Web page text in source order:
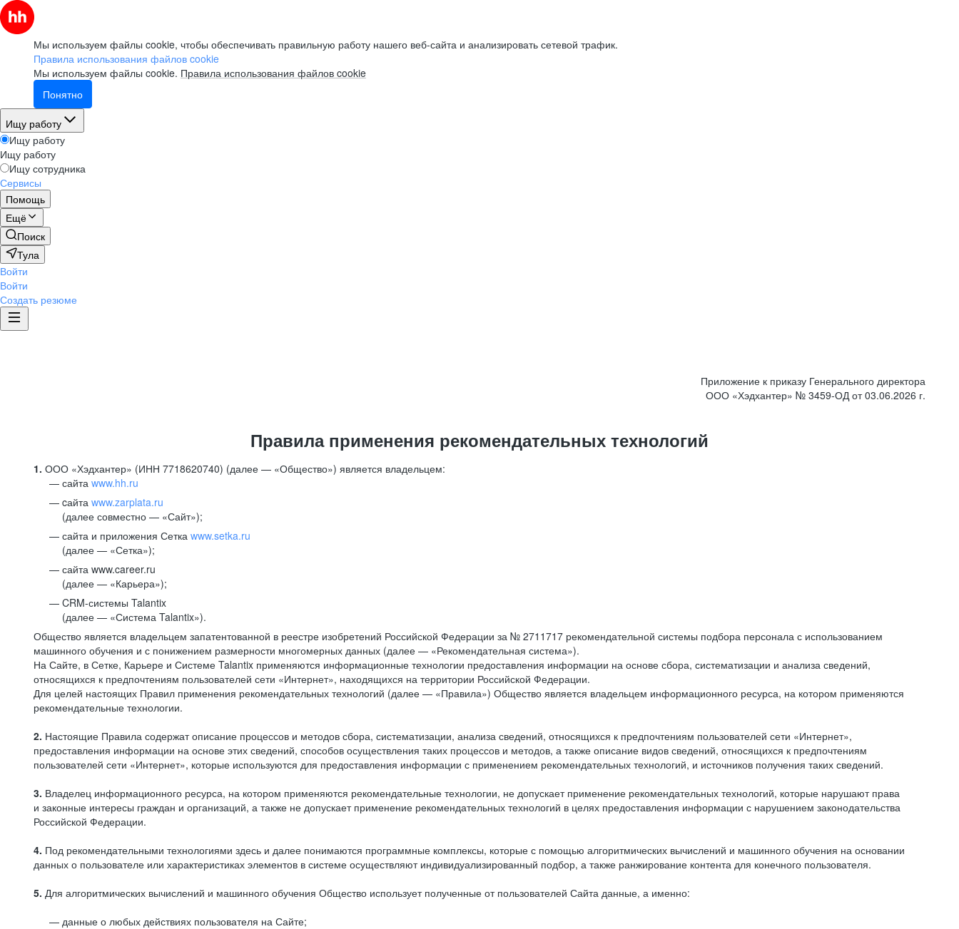
Мы используем файлы cookie, чтобы обеспечивать правильную работу нашего веб-сайта и анализировать сетевой трафик.
Правила использования файлов cookie
Мы используем файлы cookie. Правила использования файлов cookie
Понятно
Ищу работу
Ищу работу
Ищу работу
Ищу сотрудника
Сервисы
Помощь
Ещё
Поиск
Тула
Войти
Войти
Создать резюме
Приложение к приказу Генерального директора
ООО «Хэдхантер» № 3459-ОД от 03.06.2026 г.
Правила применения рекомендательных технологий
1. ООО «Хэдхантер» (ИНН 7718620740) (далее — «Общество») является владельцем:
сайта www.hh.ru
cайта www.zarplata.ru
(далее совместно — «Сайт»);
сайта и приложения Сетка www.setka.ru
(далее — «Сетка»);
сайта www.career.ru
(далее — «Карьера»);
CRM-системы Talantix
(далее — «Система Talantix»).
Общество является владельцем запатентованной в реестре изобретений Российской Федерации за № 2711717 рекомендательной системы подбора персонала с использованием
машинного обучения и с понижением размерности многомерных данных (далее — «Рекомендательная система»).
На Сайте, в Сетке, Карьере и Системе Talantix применяются информационные технологии предоставления информации на основе сбора, систематизации и анализа сведений,
относящихся к предпочтениям пользователей сети «Интернет», находящихся на территории Российской Федерации.
Для целей настоящих Правил применения рекомендательных технологий (далее — «Правила») Общество является владельцем информационного ресурса, на котором применяются
рекомендательные технологии.
2. Настоящие Правила содержат описание процессов и методов сбора, систематизации, анализа сведений, относящихся к предпочтениям пользователей сети «Интернет»,
предоставления информации на основе этих сведений, способов осуществления таких процессов и методов, а также описание видов сведений, относящихся к предпочтениям
пользователей сети «Интернет», которые используются для предоставления информации с применением рекомендательных технологий, и источников получения таких сведений.
3. Владелец информационного ресурса, на котором применяются рекомендательные технологии, не допускает применение рекомендательных технологий, которые нарушают права
и законные интересы граждан и организаций, а также не допускает применение рекомендательных технологий в целях предоставления информации с нарушением законодательства
Российской Федерации.
4. Под рекомендательными технологиями здесь и далее понимаются программные комплексы, которые с помощью алгоритмических вычислений и машинного обучения на основании
данных о пользователе или характеристиках элементов в системе осуществляют индивидуализированный подбор, а также ранжирование контента для конечного пользователя.
5. Для алгоритмических вычислений и машинного обучения Общество использует полученные от пользователей Сайта данные, а именно:
данные о любых действиях пользователя на Сайте;